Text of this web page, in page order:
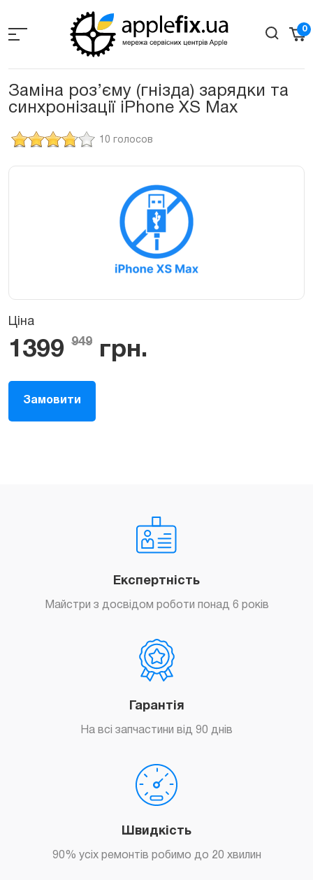
the
0
Заміна роз’єму (гнізда) зарядки та
синхронізації iPhone XS Max
10 голосов
Ціна
1399 949 грн.
Замовити
Експертність
Майстри з досвідом роботи понад 6 років
Гарантія
На всі запчастини від 90 днів
Швидкість
90% усіх ремонтів робимо до 20 хвилин